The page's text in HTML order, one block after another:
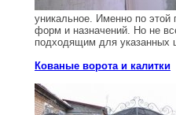
уникальное. Именно по этой
форм и назначений. Но не
подходящим для указанных
Кованые ворота и калитки